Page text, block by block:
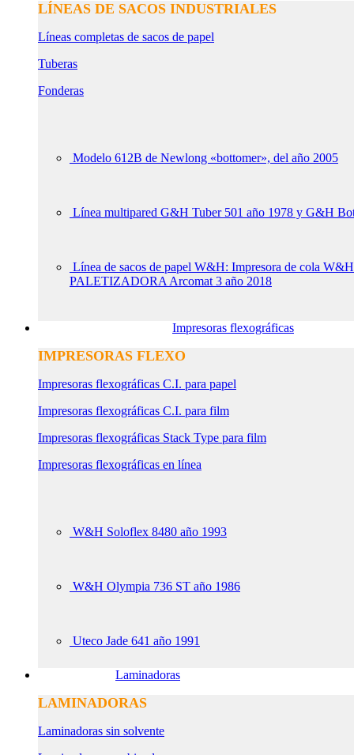
LÍNEAS DE SACOS INDUSTRIALES
Líneas completas de sacos de papel
Tuberas
Fonderas
Modelo 612B de Newlong «bottomer», del año 2005
Línea multipared G&H Tuber 501 año 1978 y G&H
Línea de sacos de papel W&H: Impresora de cola
PALETIZADORA Arcomat 3 año 2018
Impresoras flexográficas
IMPRESORAS FLEXO
Impresoras flexográficas C.I. para papel
Impresoras flexográficas C.I. para film
Impresoras flexográficas Stack Type para film
Impresoras flexográficas en línea
W&H Soloflex 8480 año 1993
W&H Olympia 736 ST año 1986
Uteco Jade 641 año 1991
Laminadoras
LAMINADORAS
Laminadoras sin solvente